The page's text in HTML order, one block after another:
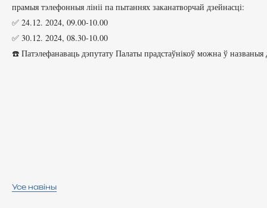
прамыя тэлефонныя лініі па пытаннях заканатворчай дзейнасці:
✅ 24.12. 2024, 09.00-10.00
✅ 30.12. 2024, 08.30-10.00
☎️ Патэлефанаваць дэпутату Палаты прадстаўнікоў можна ў названыя
Усе навіны